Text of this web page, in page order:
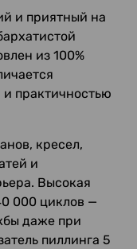
и приятный на
из 100%
практичностью
кресел,
и
Высокая
000 циклов —
даже при
пиллинга 5